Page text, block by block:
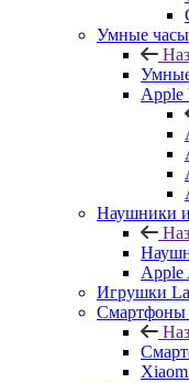
Умные часы
Apple
Наушники
Apple
Игрушки
Смартфоны